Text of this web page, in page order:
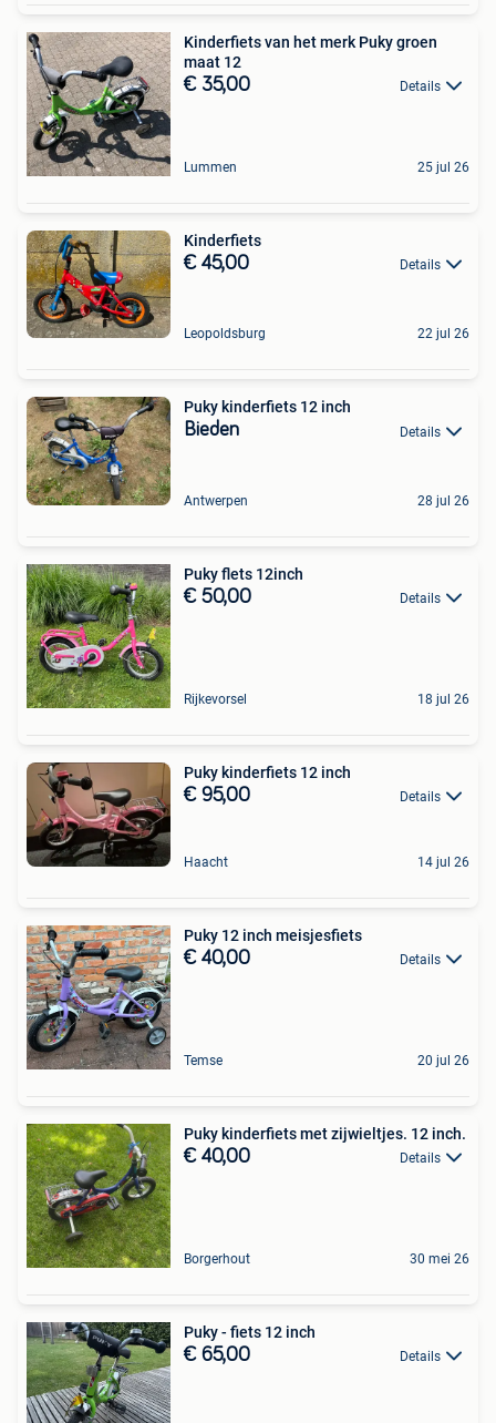
Kinderfiets van het merk Puky groen
maat 12
€ 35,00 Details
Lummen 25 jul 26
Kinderfiets
€ 45,00 Details
Leopoldsburg 22 jul 26
Puky kinderfiets 12 inch
Bieden Details
Antwerpen 28 jul 26
Puky flets 12inch
€ 50,00 Details
Rijkevorsel 18 jul 26
Puky kinderfiets 12 inch
€ 95,00 Details
Haacht 14 jul 26
Puky 12 inch meisjesfiets
€ 40,00 Details
Temse 20 jul 26
Puky kinderfiets met zijwieltjes. 12 inch.
€ 40,00 Details
Borgerhout 30 mei 26
Puky - fiets 12 inch
€ 65,00 Details